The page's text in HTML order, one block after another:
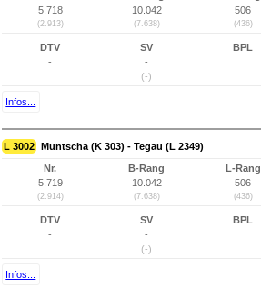
5.718
(2.913)
10.042
(7.638)
506
(436)
DTV
-
SV
-
(-)
BPL
Infos...
L 3002 Muntscha (K 303) - Tegau (L 2349)
Nr.
5.719
(2.914)
B-Rang
10.042
(7.638)
L-Rang
506
(436)
DTV
-
SV
-
(-)
BPL
Infos...